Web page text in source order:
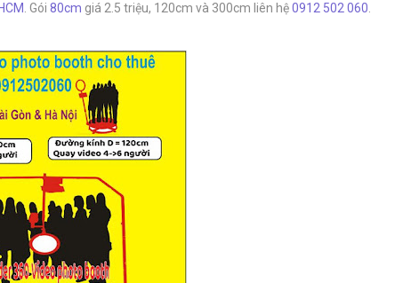
. Gói 80cm giá 2.5 triệu, 120cm và 300cm liên hệ0912 502 060